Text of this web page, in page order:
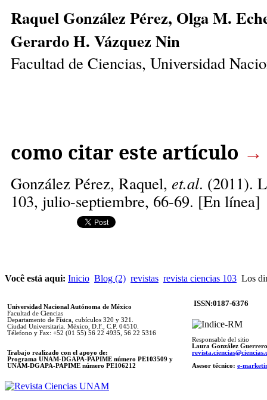
Raquel González Pérez, Olga M.
Gerardo H. Vázquez Nin
Facultad de Ciencias, Universidad
como citar este artículo →
González Pérez, Raquel, et.al. (2011).
103, julio-septiembre, 66-69. [En línea]
Você está aqui: Inicio Blog (2) revistas revista ciencias 103 Los
Universidad Nacional Autónoma de México
Facultad de Ciencias
Departamento de Física, cubículos 320 y 321.
Ciudad Universitaria. México, D.F., C.P. 04510.
Télefono y Fax: +52 (01 55) 56 22 4935, 56 22 5316
Trabajo realizado con el apoyo de:
Programa UNAM-DGAPA-PAPIME número PE103509 y
UNAM-DGAPA-PAPIME número PE106212
ISSN:0187-6376
Responsable del sitio
Laura González Guerrero
Asesor técnico: e-